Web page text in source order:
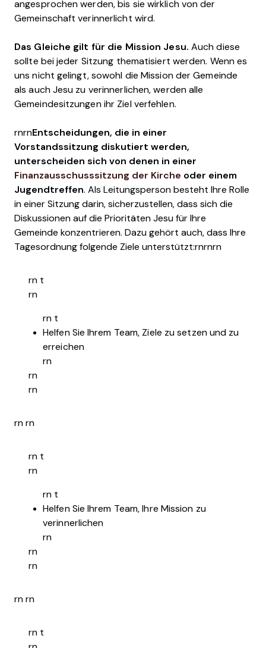
angesprochen werden, bis sie wirklich von der
Gemeinschaft verinnerlicht wird.
Das Gleiche gilt für die Mission Jesu. Auch diese
sollte bei jeder Sitzung thematisiert werden. Wenn es
uns nicht gelingt, sowohl die Mission der Gemeinde
als auch Jesu zu verinnerlichen, werden alle
Gemeindesitzungen ihr Ziel verfehlen.
rnrnEntscheidungen, die in einer
Vorstandssitzung diskutiert werden,
unterscheiden sich von denen in einer
Finanzausschusssitzung der Kirche oder einem
Jugendtreffen. Als Leitungsperson besteht Ihre Rolle
in einer Sitzung darin, sicherzustellen, dass sich die
Diskussionen auf die Prioritäten Jesu für Ihre
Gemeinde konzentrieren. Dazu gehört auch, dass Ihre
Tagesordnung folgende Ziele unterstützt:rnrnrn
rn t
rn
rn t
Helfen Sie Ihrem Team, Ziele zu setzen und zu
erreichen
rn
rn
rn
rn rn
rn t
rn
rn t
Helfen Sie Ihrem Team, Ihre Mission zu
verinnerlichen
rn
rn
rn
rn rn
rn t